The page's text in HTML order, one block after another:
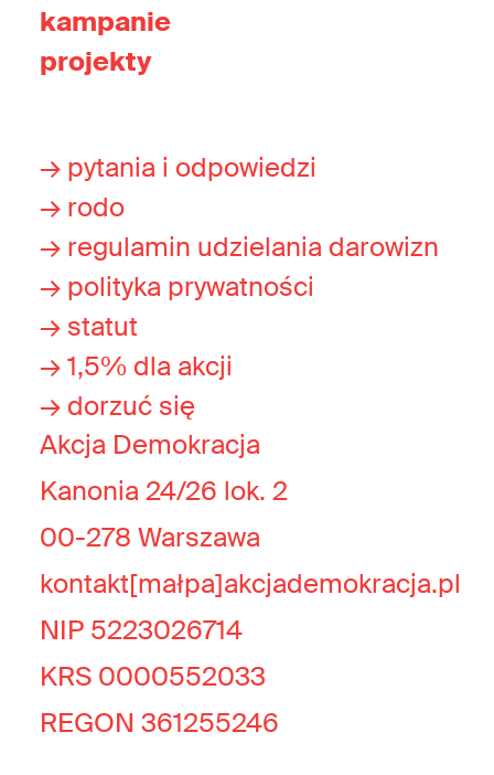
kampanie
projekty
→ pytania i odpowiedzi
→ rodo
→ regulamin udzielania darowizn
→ polityka prywatności
→ statut
→ 1,5% dla akcji
→ dorzuć się
Akcja Demokracja
Kanonia 24/26 lok. 2
00-278 Warszawa
kontakt[małpa]akcjademokracja.pl
NIP 5223026714
KRS 0000552033
REGON 361255246